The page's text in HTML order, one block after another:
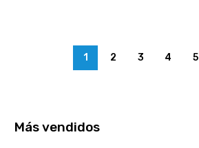
1 2 3 4 5
Más vendidos